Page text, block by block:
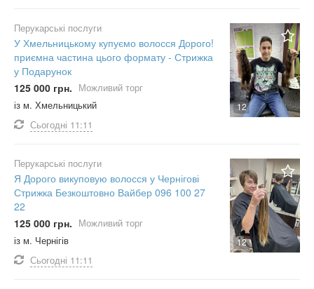
12
Перукарські послуги
У Хмельницькому купуємо волосся Дорого!
приємна частина цього формату - Стрижка
у Подарунок
125 000 грн. Можливий торг
із м. Хмельницький
Сьогодні 11:11
12
Перукарські послуги
Я Дорого викуповую волосся у Чернігові
Стрижка Безкоштовно Вайбер 096 100 27
22
125 000 грн. Можливий торг
із м. Чернігів
Сьогодні 11:11